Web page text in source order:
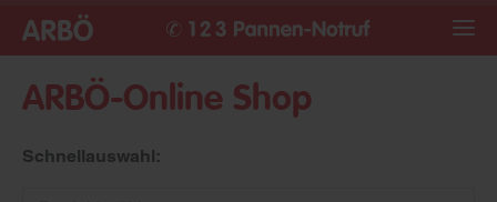
ARBÖ-Online Shop
Schnellauswahl: